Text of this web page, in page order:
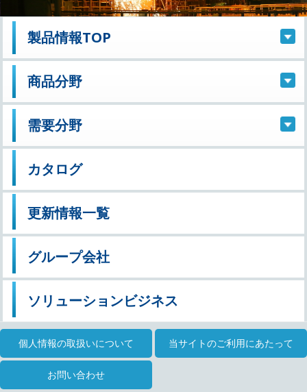
製品情報TOP
商品分野
需要分野
カタログ
更新情報一覧
グループ会社
ソリューションビジネス
個人情報の取扱いについて 当サイトのご利用にあたって
お問い合わせ